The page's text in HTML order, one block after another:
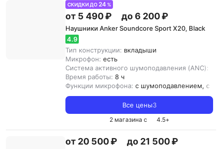
СКИДКИ ДО24 %
от 5 490 ₽ до 6 200 ₽
Наушники Anker Soundcore Sport X20, Black
4.9
Тип конструкции: вкладыши
Микрофон: есть
Система активного шумоподавления (ANC):
Время работы: 8 ч
Функции микрофона: с шумоподавлением, с
Все цены3
2 магазина с 4.5+
от 20 500 ₽ до 21 500 ₽